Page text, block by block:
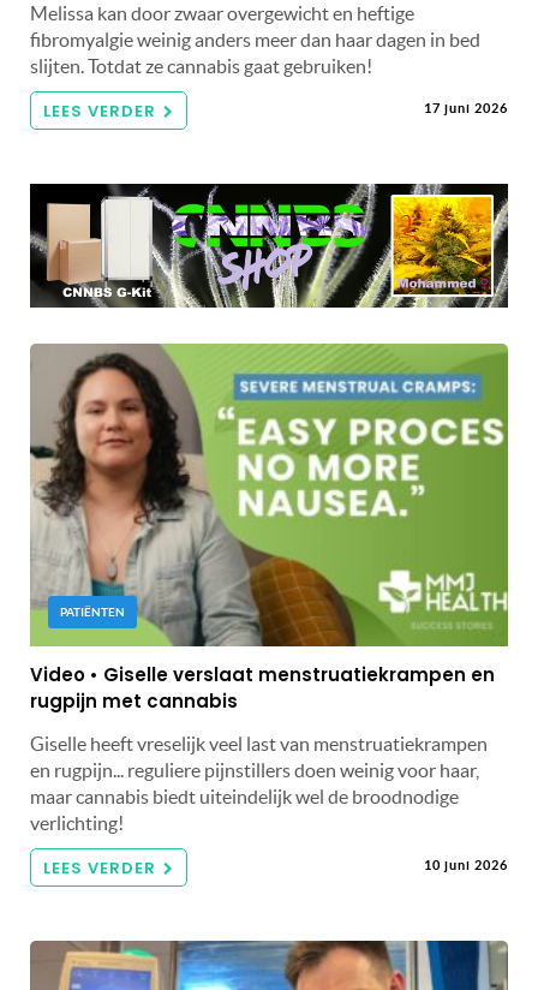
Melissa kan door zwaar overgewicht en heftige
fibromyalgie weinig anders meer dan haar dagen in bed
slijten. Totdat ze cannabis gaat gebruiken!
LEES VERDER 17 juni 2026
PATIËNTEN
Video • Giselle verslaat menstruatiekrampen en
rugpijn met cannabis
Giselle heeft vreselijk veel last van menstruatiekrampen
en rugpijn... reguliere pijnstillers doen weinig voor haar,
maar cannabis biedt uiteindelijk wel de broodnodige
verlichting!
LEES VERDER 10 juni 2026